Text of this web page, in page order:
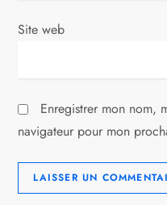
c
e
Site web
Enregistrer mon nom,
navigateur pour mon